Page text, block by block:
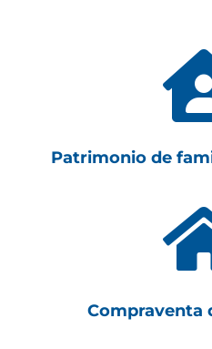
Patrimonio de
Compraventa